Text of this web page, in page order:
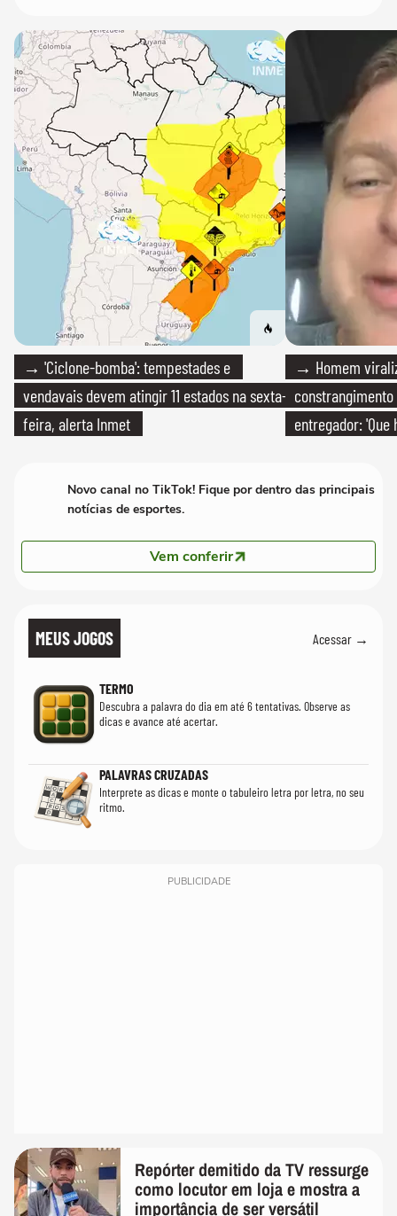
→ 'Ciclone-bomba': tempestades e
vendavais devem atingir 11 estados na sexta-
feira, alerta Inmet
→ Homem
entregador: 'Que
Novo canal no TikTok! Fique por dentro das principais
notícias de esportes.
Vem conferir
MEUS JOGOS Acessar →
TERMO
Descubra a palavra do dia em até 6 tentativas. Observe as
dicas e avance até acertar.
PALAVRAS CRUZADAS
Interprete as dicas e monte o tabuleiro letra por letra, no seu
ritmo.
PUBLICIDADE
Repórter demitido da TV ressurge
como locutor em loja e mostra a
importância de ser versátil